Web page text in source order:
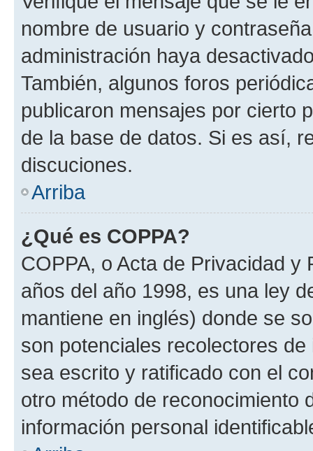
nombre de usuario y
administración haya
También, algunos foros
publicaron mensajes por cierto
de la base de datos. Si es así,
discuciones.
Arriba
¿Qué es COPPA?
COPPA, o Acta de Privacidad
años del año 1998, es una ley
mantiene en inglés) donde se
son potenciales recolectores
sea escrito y ratificado con el
otro método de reconocimiento
información personal